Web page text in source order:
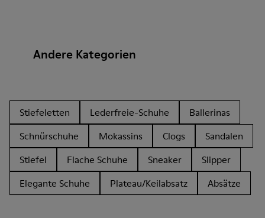
Andere Kategorien
Stiefeletten Lederfreie-Schuhe
Ballerinas
Schnürschuhe
Mokassins Clogs
Sandalen
Stiefel
Flache Schuhe Sneaker
Slipper
Elegante Schuhe
Plateau/Keilabsatz Absätze